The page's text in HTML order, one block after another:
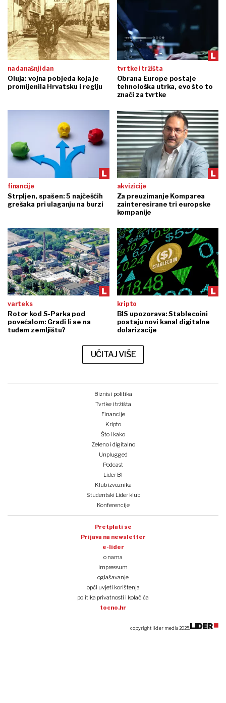
na današnji dan
Oluja: vojna pobjeda koja je
promijenila Hrvatsku i regiju
tvrtke i tržišta
Obrana Europe postaje
tehnološka utrka, evo što to
znači za tvrtke
financije
Strpljen, spašen: 5 najčešćih
grešaka pri ulaganju na burzi
akvizicije
Za preuzimanje Komparea
zainteresirane tri europske
kompanije
varteks
Rotor kod S-Parka pod
povećalom: Gradi li se na
tuđem zemljištu?
kripto
BIS upozorava: Stablecoini
postaju novi kanal digitalne
dolarizacije
UČITAJ VIŠE
Biznis i politika
Tvrtke i tržišta
Financije
Kripto
Što i kako
Zeleno i digitalno
Unplugged
Podcast
Lider BI
Klub izvoznika
Studentski Lider klub
Konferencije
Pretplati se
Prijava na newsletter
e-lider
o nama
impressum
oglašavanje
opći uvjeti korištenja
politika privatnosti i kolačića
tocno.hr
copyright lider media 2025.